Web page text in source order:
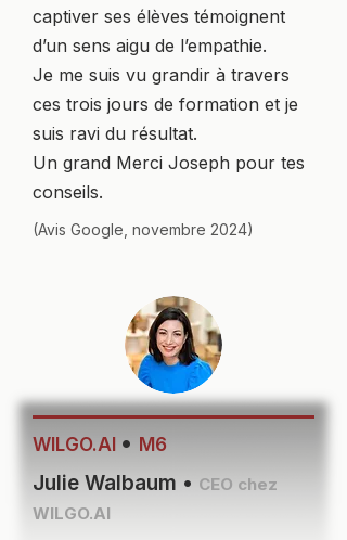
captiver ses élèves témoignent
d’un sens aigu de l’empathie.
Je me suis vu grandir à travers
ces trois jours de formation et je
suis ravi du résultat.
Un grand Merci Joseph pour tes
conseils.
(Avis Google, novembre 2024)
WILGO.AI • M6
Julie Walbaum • CEO chez
WILGO.AI